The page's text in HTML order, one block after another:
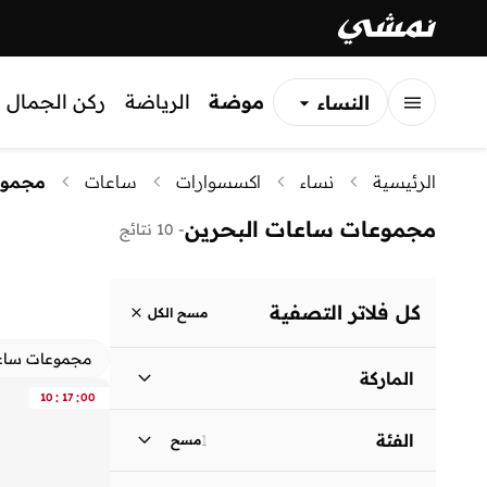
النساء
موضة الرياضة ركن الجمال
الرئيسية نساء اكسسوارات ساعات
مجموعات ساعات البحرين- 10 نتائج
كل فلاتر التصفية مسح الكل
الماركة
الفئة 1مسح
مجموعات
10 : 17 :00